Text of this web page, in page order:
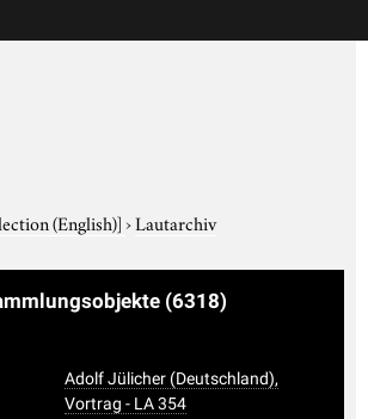
(English)]›Lautarchiv
(6318)
Adolf Jülicher (Deutschland),
Vortrag - LA 354